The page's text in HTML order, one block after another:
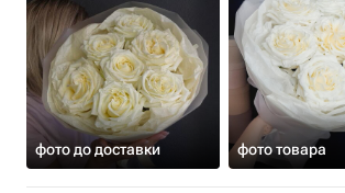
фото до доставки фото товара